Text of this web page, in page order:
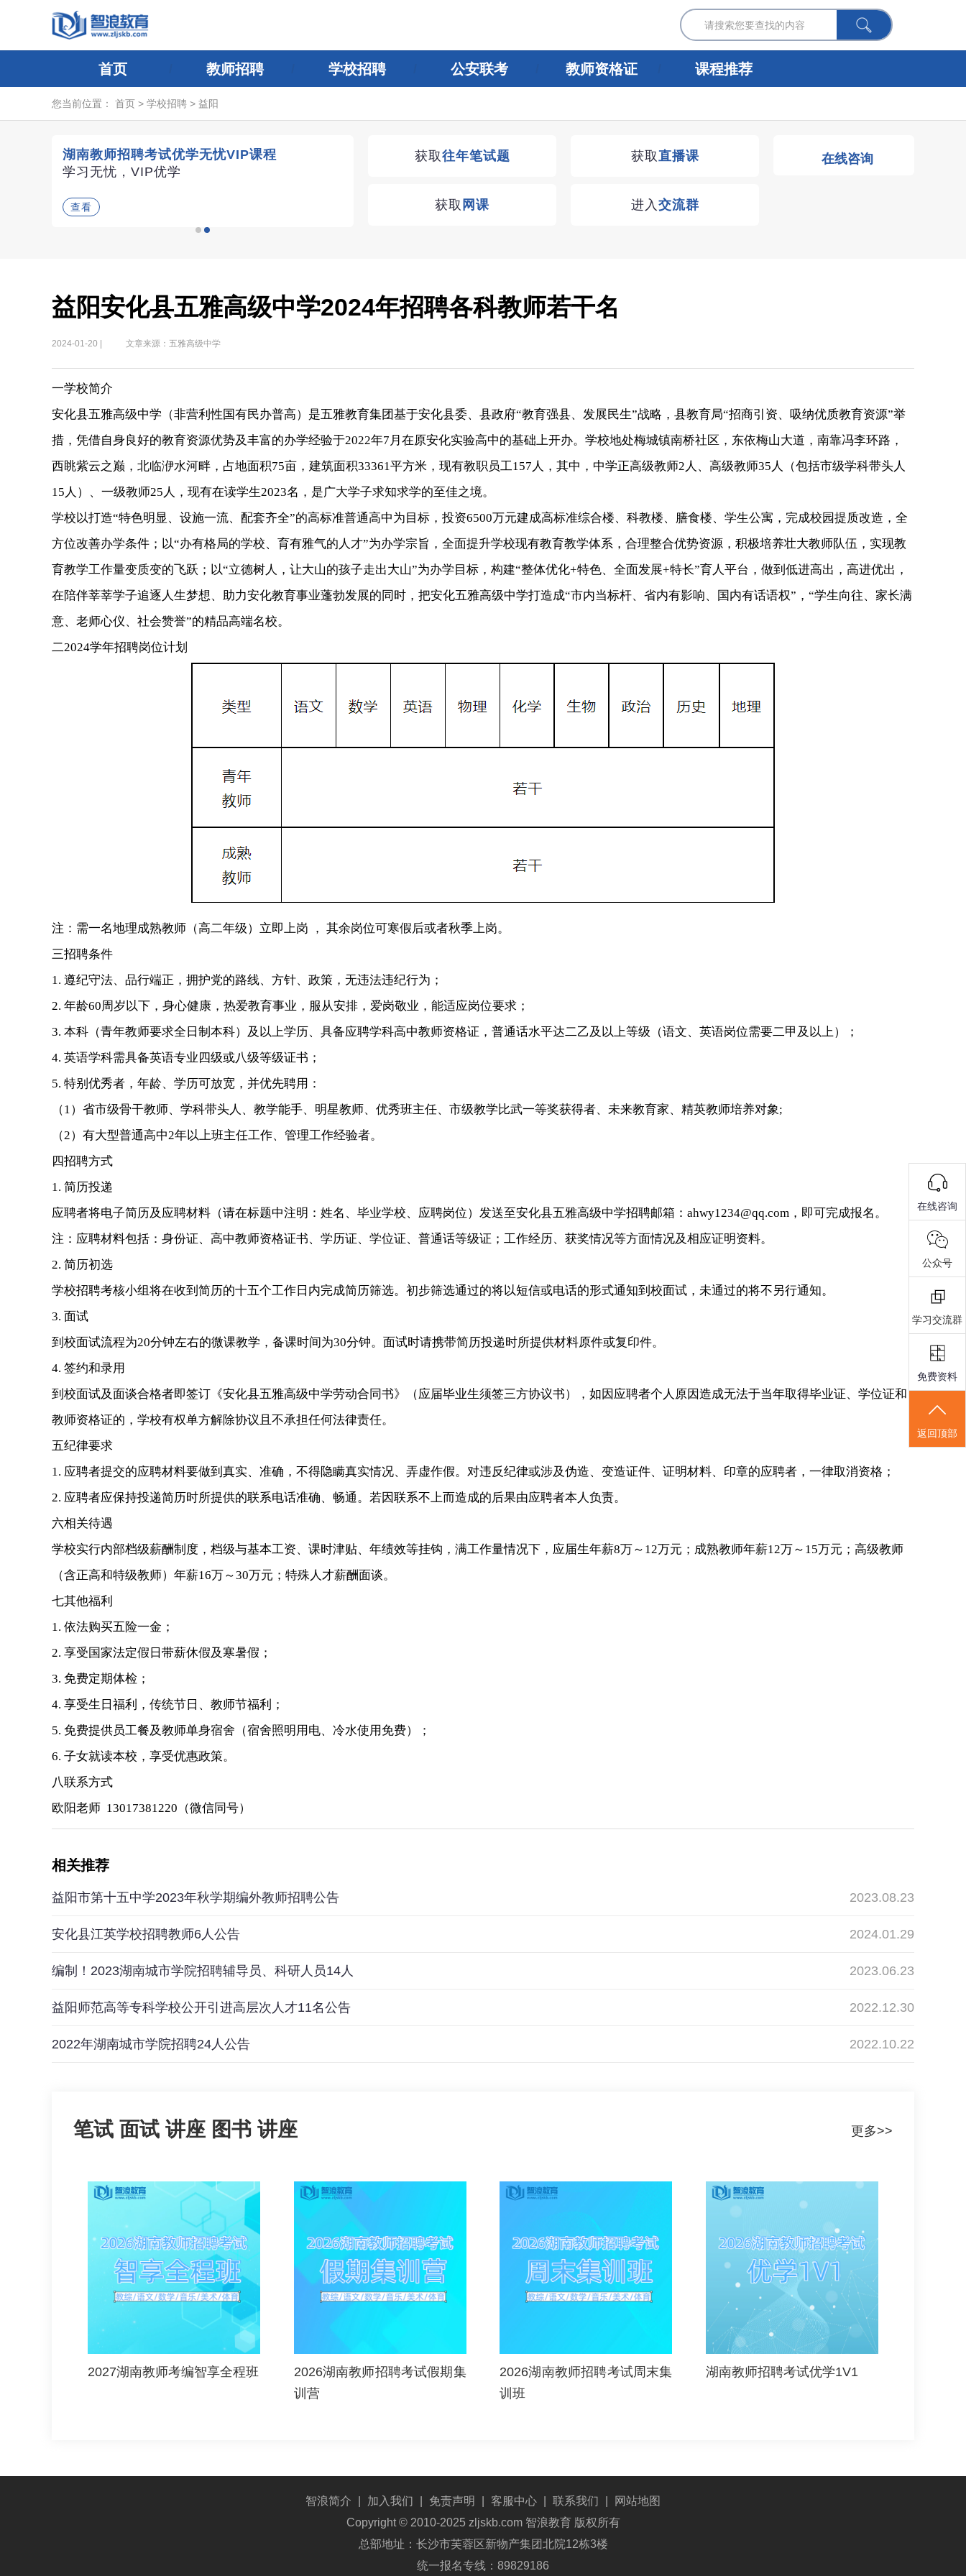
首页 教师招聘 学校招聘 公安联考 教师资格证 课程推荐
您当前位置： 首页 > 学校招聘 > 益阳
湖南教师招聘考试优学无忧VIP课程
学习无忧，VIP优学
查看
获取往年笔试题 获取直播课
获取 网课 进入 交流群
在线咨询
益阳安化县五雅高级中学2024年招聘各科教师若干名
2024-01-20 | 文章来源：五雅高级中学
一学校简介
安化县五雅高级中学（非营利性国有民办普高）是五雅教育集团基于安化县委、县政府“教育强县、发展民生”战略，县教育局“招商引资、吸纳优质教育资源”举
措，凭借自身良好的教育资源优势及丰富的办学经验于2022年7月在原安化实验高中的基础上开办。学校地处梅城镇南桥社区，东依梅山大道，南靠冯李环路，
西眺紫云之巅，北临洢水河畔，占地面积75亩，建筑面积33361平方米，现有教职员工157人，其中，中学正高级教师2人、高级教师35人（包括市级学科带头人
15人）、一级教师25人，现有在读学生2023名，是广大学子求知求学的至佳之境。
学校以打造“特色明显、设施一流、配套齐全”的高标准普通高中为目标，投资6500万元建成高标准综合楼、科教楼、膳食楼、学生公寓，完成校园提质改造，全
方位改善办学条件；以“办有格局的学校、育有雅气的人才”为办学宗旨，全面提升学校现有教育教学体系，合理整合优势资源，积极培养壮大教师队伍，实现教
育教学工作量变质变的飞跃；以“立德树人，让大山的孩子走出大山”为办学目标，构建“整体优化+特色、全面发展+特长”育人平台，做到低进高出，高进优出，
在陪伴莘莘学子追逐人生梦想、助力安化教育事业蓬勃发展的同时，把安化五雅高级中学打造成“市内当标杆、省内有影响、国内有话语权”，“学生向往、家长满
意、老师心仪、社会赞誉”的精品高端名校。
二2024学年招聘岗位计划
注：需一名地理成熟教师（高二年级）立即上岗 ， 其余岗位可寒假后或者秋季上岗。
三招聘条件
1. 遵纪守法、品行端正，拥护党的路线、方针、政策，无违法违纪行为；
2. 年龄60周岁以下，身心健康，热爱教育事业，服从安排，爱岗敬业，能适应岗位要求；
3. 本科（青年教师要求全日制本科）及以上学历、具备应聘学科高中教师资格证，普通话水平达二乙及以上等级（语文、英语岗位需要二甲及以上）；
4. 英语学科需具备英语专业四级或八级等级证书；
5. 特别优秀者，年龄、学历可放宽，并优先聘用：
（1）省市级骨干教师、学科带头人、教学能手、明星教师、优秀班主任、市级教学比武一等奖获得者、未来教育家、精英教师培养对象;
（2）有大型普通高中2年以上班主任工作、管理工作经验者。
四招聘方式
1. 简历投递
应聘者将电子简历及应聘材料（请在标题中注明：姓名、毕业学校、应聘岗位）发送至安化县五雅高级中学招聘邮箱：ahwy1234@qq.com，即可完成报名。
注：应聘材料包括：身份证、高中教师资格证书、学历证、学位证、普通话等级证；工作经历、获奖情况等方面情况及相应证明资料。
2. 简历初选
学校招聘考核小组将在收到简历的十五个工作日内完成简历筛选。初步筛选通过的将以短信或电话的形式通知到校面试，未通过的将不另行通知。
3. 面试
到校面试流程为20分钟左右的微课教学，备课时间为30分钟。面试时请携带简历投递时所提供材料原件或复印件。
4. 签约和录用
到校面试及面谈合格者即签订《安化县五雅高级中学劳动合同书》（应届毕业生须签三方协议书），如因应聘者个人原因造成无法于当年取得毕业证、学位证和
教师资格证的，学校有权单方解除协议且不承担任何法律责任。
五纪律要求
1. 应聘者提交的应聘材料要做到真实、准确，不得隐瞒真实情况、弄虚作假。对违反纪律或涉及伪造、变造证件、证明材料、印章的应聘者，一律取消资格；
2. 应聘者应保持投递简历时所提供的联系电话准确、畅通。若因联系不上而造成的后果由应聘者本人负责。
六相关待遇
学校实行内部档级薪酬制度，档级与基本工资、课时津贴、年绩效等挂钩，满工作量情况下，应届生年薪8万～12万元；成熟教师年薪12万～15万元；高级教师
（含正高和特级教师）年薪16万～30万元；特殊人才薪酬面谈。
七其他福利
1. 依法购买五险一金；
2. 享受国家法定假日带薪休假及寒暑假；
3. 免费定期体检；
4. 享受生日福利，传统节日、教师节福利；
5. 免费提供员工餐及教师单身宿舍（宿舍照明用电、冷水使用免费）；
6. 子女就读本校，享受优惠政策。
八联系方式
欧阳老师 13017381220（微信同号）
相关推荐
益阳市第十五中学2023年秋学期编外教师招聘公告 2023.08.23
安化县江英学校招聘教师6人公告 2024.01.29
编制！2023湖南城市学院招聘辅导员、科研人员14人 2023.06.23
益阳师范高等专科学校公开引进高层次人才11名公告 2022.12.30
2022年湖南城市学院招聘24人公告 2022.10.22
笔试 面试 讲座 图书 讲座 更多>>
2027湖南教师考编智享全程班
2026湖南教师招聘考试假期集
训营
2026湖南教师招聘考试周末集
训班
湖南教师招聘考试优学1V1
智浪简介 加入我们 免责声明 客服中心 联系我们
网站地图
Copyright © 2010-2025 zljskb.com 智浪教育 版权所有
总部地址：长沙市芙蓉区新物产集团北院12栋3楼
统一报名专线：89829186
在线咨询
公众号
学习交流群
免费资料
返回顶部